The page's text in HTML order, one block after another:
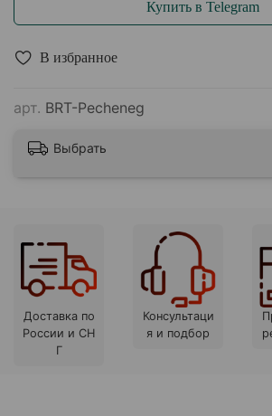
В избранное
арт. BRT-Pecheneg
Купить в Telegram
Выбрать
Доставка по
России и СН
Г
Консультаци
я и подбор